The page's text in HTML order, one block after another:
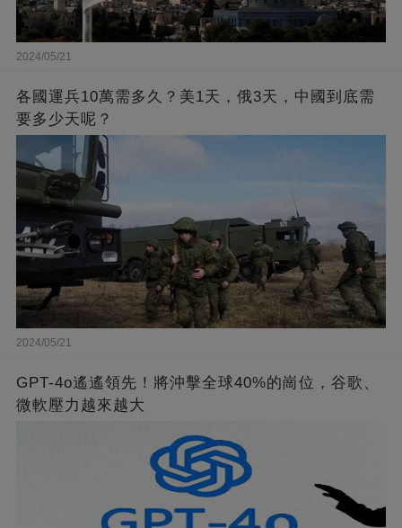
2024/05/21
各國運兵10萬需多久？美1天，俄3天，中國到底需
要多少天呢？
2024/05/21
GPT-4o遙遙領先！將沖擊全球40%的崗位，谷歌、
微軟壓力越來越大